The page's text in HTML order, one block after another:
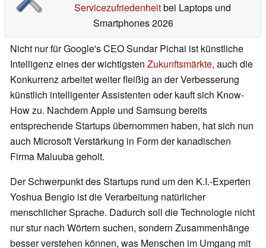
Servicezufriedenheitbei Laptops und
Smartphones 2026
Nicht nur für Google's CEO Sundar Pichai ist künstliche
Intelligenz eines der wichtigsten Zukunftsmärkte, auch die
Konkurrenz arbeitet weiter fleißig an der Verbesserung
künstlich intelligenter Assistenten oder kauft sich Know-
How zu. Nachdem Apple und Samsung bereits
entsprechende Startups übernommen haben, hat sich nun
auch Microsoft Verstärkung in Form der kanadischen
Firma Maluuba geholt.
Der Schwerpunkt des Startups rund um den K.I.-Experten
Yoshua Bengio ist die Verarbeitung natürlicher
menschlicher Sprache. Dadurch soll die Technologie nicht
nur stur nach Wörtern suchen, sondern Zusammenhänge
besser verstehen können, was Menschen im Umgang mit